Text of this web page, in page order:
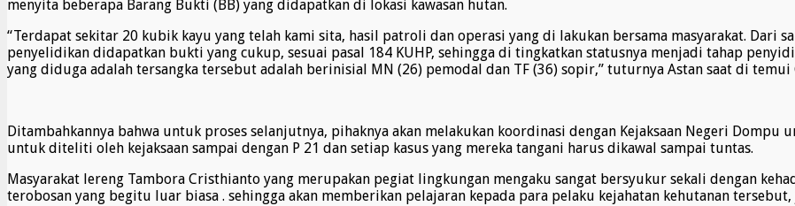
menyita beberapa Barang Bukti (BB) yang didapatkan di lokasi kawasan hutan.
“Terdapat sekitar 20 kubik kayu yang telah kami sita, hasil patroli dan operasi yang di lakukan bersama masyarakat. Dari
penyelidikan didapatkan bukti yang cukup, sesuai pasal 184 KUHP, sehingga di tingkatkan statusnya menjadi tahap
yang diduga adalah tersangka tersebut adalah berinisial MN (26) pemodal dan TF (36) sopir,” tuturnya Astan saat di
Ditambahkannya bahwa untuk proses selanjutnya, pihaknya akan melakukan koordinasi dengan Kejaksaan Negeri
untuk diteliti oleh kejaksaan sampai dengan P 21 dan setiap kasus yang mereka tangani harus dikawal sampai tuntas.
Masyarakat lereng Tambora Cristhianto yang merupakan pegiat lingkungan mengaku sangat bersyukur sekali dengan
terobosan yang begitu luar biasa . sehingga akan memberikan pelajaran kepada para pelaku kejahatan kehutanan